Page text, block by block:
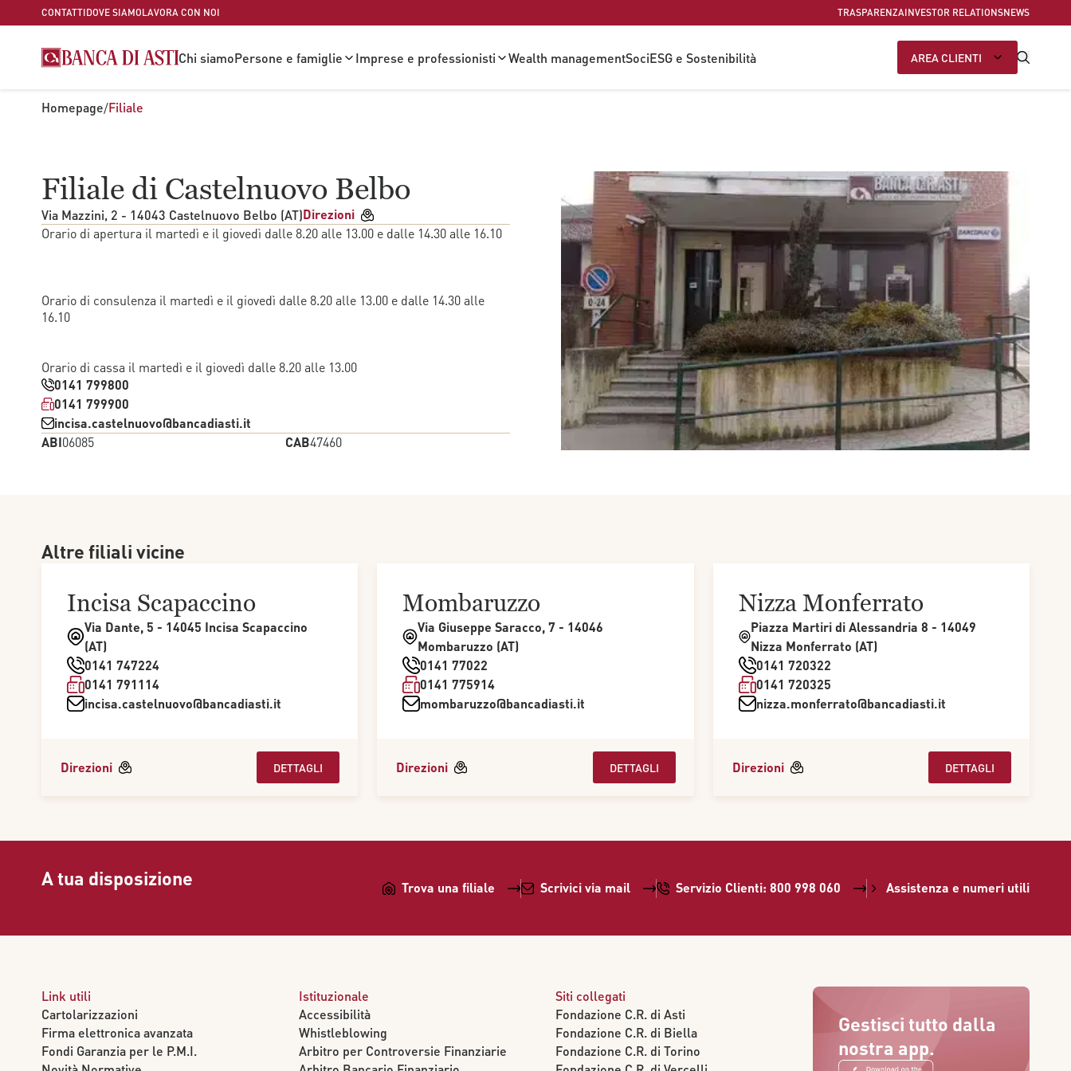
VAI AL CONTENUTO PRINCIPALE
CONTATTIDOVE SIAMOLAVORA CON NOI TRASPARENZAINVESTOR RELATIONSNEWS
Chi siamoPersone e famiglie Imprese e professionisti Wealth managementSociESG e Sostenibilità AREA CLIENTI
Homepage/Filiale
Filiale di Castelnuovo Belbo
Via Mazzini, 2 - 14043 Castelnuovo Belbo (AT)Direzioni
Orario di apertura il martedì e il giovedì dalle 8.20 alle 13.00 e dalle 14.30 alle 16.10
Orario di consulenza il martedì e il giovedì dalle 8.20 alle 13.00 e dalle 14.30 alle
16.10
Orario di cassa il martedì e il giovedì dalle 8.20 alle 13.00
0141 799800
0141 799900
incisa.castelnuovo@bancadiasti.it
ABI06085 CAB47460
Altre filiali vicine
Incisa Scapaccino
Via Dante, 5 - 14045 Incisa Scapaccino
(AT)
0141 747224
0141 791114
incisa.castelnuovo@bancadiasti.it
Direzioni DETTAGLI
Mombaruzzo
Via Giuseppe Saracco, 7 - 14046
Mombaruzzo (AT)
0141 77022
0141 775914
mombaruzzo@bancadiasti.it
Direzioni DETTAGLI
Nizza Monferrato
Piazza Martiri di Alessandria 8 - 14049
Nizza Monferrato (AT)
0141 720322
0141 720325
nizza.monferrato@bancadiasti.it
Direzioni DETTAGLI
A tua disposizione Trova una filiale Scrivici via mail Servizio Clienti: 800 998 060 Assistenza e numeri utili
Link utili
Cartolarizzazioni
Firma elettronica avanzata
Fondi Garanzia per le P.M.I.
Istituzionale
Accessibilità
Whistleblowing
Arbitro per Controversie Finanziarie
Siti collegati
Fondazione C.R. di Asti
Fondazione C.R. di Biella
Fondazione C.R. di Torino
Gestisci tutto dalla
nostra app.